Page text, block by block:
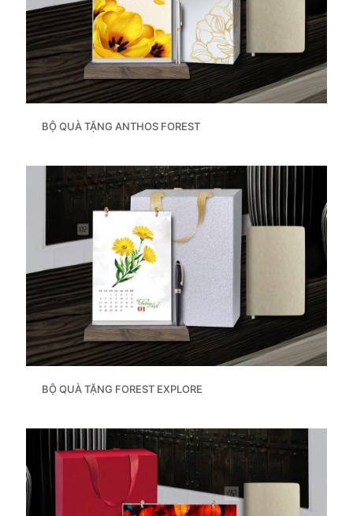
BỘ QUÀ TẶNG ANTHOS FOREST
BỘ QUÀ TẶNG FOREST EXPLORE